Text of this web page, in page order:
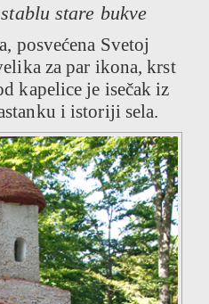
stare bukve
posvećena Svetoj
za par ikona, krst
kapelice je isečak iz
i istoriji sela.